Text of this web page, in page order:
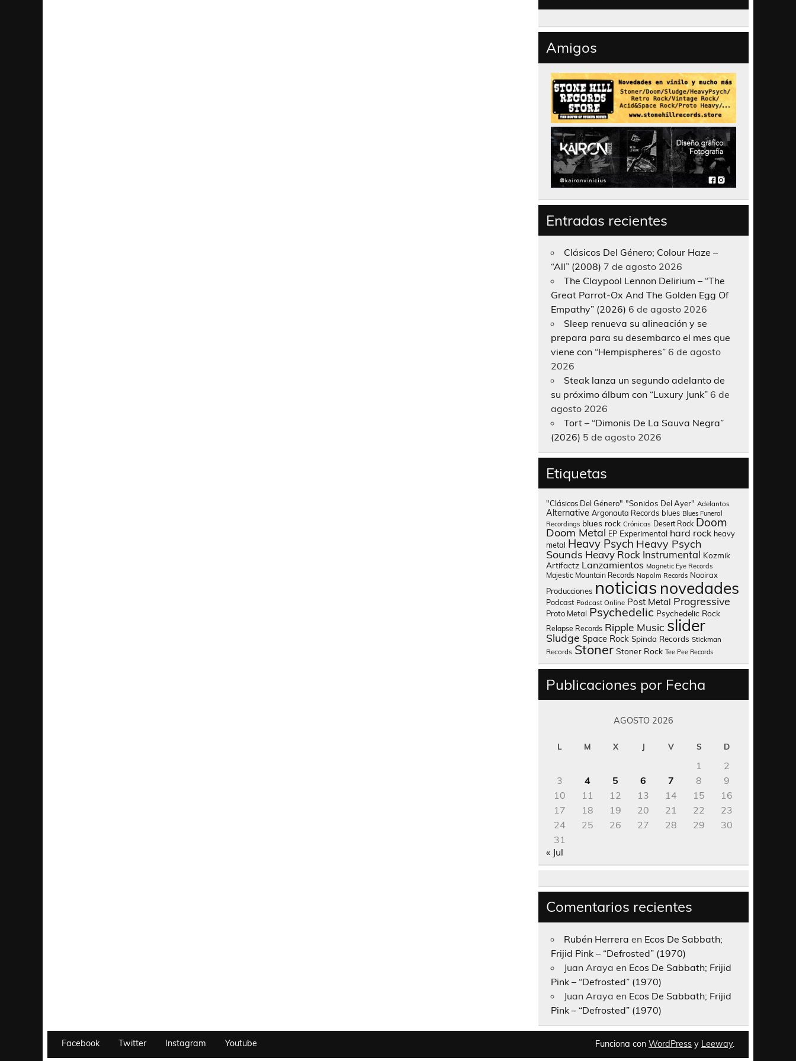
Amigos
Entradas recientes
Clásicos Del Género; Colour Haze –
“All” (2008) 7 de agosto 2026
The Claypool Lennon Delirium – “The
Great Parrot-Ox And The Golden Egg Of
Empathy” (2026) 6 de agosto 2026
Sleep renueva su alineación y se
prepara para su desembarco el mes que
viene con “Hempispheres” 6 de agosto
2026
Steak lanza un segundo adelanto de
su próximo álbum con “Luxury Junk” 6 de
agosto 2026
Tort – “Dimonis De La Sauva Negra”
(2026) 5 de agosto 2026
Etiquetas
"Clásicos Del Género" "Sonidos Del Ayer" Adelantos
Alternative Argonauta Records blues Blues Funeral
Recordings blues rock Crónicas Desert Rock Doom
Doom Metal EP Experimental hard rock heavy
metal Heavy Psych Heavy Psych
Sounds Heavy Rock Instrumental Kozmik
Artifactz Lanzamientos Magnetic Eye Records
Majestic Mountain Records Napalm Records Nooirax
Producciones noticias novedades
Podcast Podcast Online Post Metal Progressive
Proto Metal Psychedelic Psychedelic Rock
Relapse Records Ripple Music slider
Sludge Space Rock Spinda Records Stickman
Records Stoner Stoner Rock Tee Pee Records
Publicaciones por Fecha
AGOSTO 2026
L M X J V S D
1
2
3
4 5 6 7 8
9
10
11 12 13 14 15
16
17
18 19 20 21 22
23
24
25 26 27 28 29
30
31
« Jul
Comentarios recientes
Rubén Herrera en Ecos De Sabbath;
Frijid Pink – “Defrosted” (1970)
Juan Araya en Ecos De Sabbath; Frijid
Pink – “Defrosted” (1970)
Juan Araya en Ecos De Sabbath; Frijid
Pink – “Defrosted” (1970)
Facebook Twitter Instagram Youtube Funciona con WordPress y Leeway.